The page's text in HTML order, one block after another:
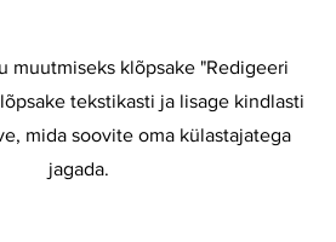
muutmiseks klõpsake "Redigeeri
tekstikasti ja lisage kindlasti
mida soovite oma külastajatega
jagada.